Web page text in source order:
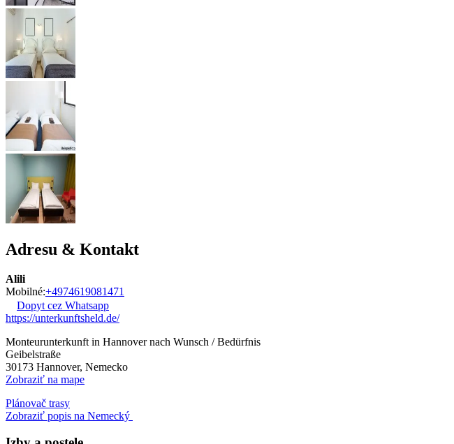
Adresu & Kontakt
Alili
Mobilné:+4974619081471
Dopyt cez Whatsapp
https://unterkunftsheld.de/
Monteurunterkunft in Hannover nach Wunsch / Bedürfnis
Geibelstraße
30173 Hannover, Nemecko
Zobraziť na mape
Plánovač trasy
Zobraziť popis na Nemecký